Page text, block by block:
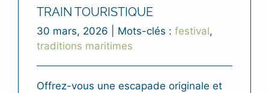
TRAIN TOURISTIQUE
30 mars, 2026 Mots-clés : festival,
traditions maritimes
Offrez-vous une escapade originale et